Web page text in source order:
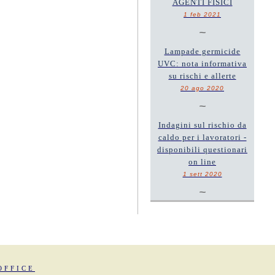
AGENTI FISICI
1 feb 2021
~
Lampade germicide
UVC: nota informativa
su rischi e allerte
20 ago 2020
~
Indagini sul rischio da
caldo per i lavoratori -
disponibili questionari
on line
1 sett 2020
~